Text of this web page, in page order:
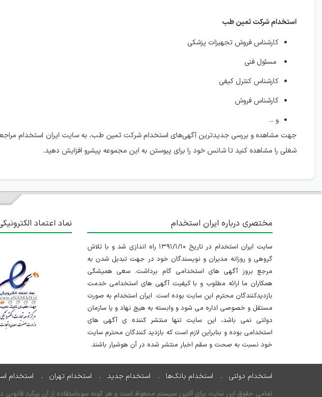
استخدام شرکت ثمین‌ طب
کارشناس فروش تجهیزات پزشکی
مسئول فنی
کارشناس کنترل کیفی
کارشناس فروش
و ...
جهت مشاهده و بررسی جدیدترین آگهی‌های استخدام شرکت ثمین‌ طب، به سایت ایران استخدام
شغلی را مشاهده کنید تا شانس خود را برای پیوستن به این مجموعه پیشرو افزایش دهید.
مختصری درباره ایران استخدام
سایت ایران استخدام در تاریخ ۱۳۹۱/۱/۱۰ راه اندازی شد و با تلاش
گروهی و روزانه مدیران و نویسندگان خود در جهت تبدیل شدن به
مرجع بروز آگهی های استخدامی گام برداشت. سعی همیشگی
همکاران ما ارائه مطلوب و با کیفیت آگهی های استخدامی خدمت
بازدیدکنندگان محترم این سایت بوده است. ایران استخدام به صورت
مستقل و خصوصی اداره می شود و وابسته به هیچ نهاد و یا سازمان
دولتی نمی باشد، این سایت تنها منتشر کننده ی آگهی های
استخدامی بوده و بنابراین لازم است که بازدید کنندگان محترم سایت
خود نسبت به صحت و سقم اخبار منتشر شده در آن هوشیار باشند.
نماد اعتماد
استخدام دولتی استخدام بانک‌ها استخدام جدید استخدام تهران استخدام
تمامی حقوق این سایت برای آلتین سیستم محفوظ است و هر گونه سوءاستفاده از آن پیگرد قانونی